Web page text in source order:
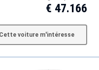
€ 47.166
Cette voiture m'intéresse